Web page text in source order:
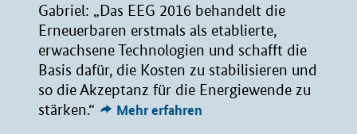
Gabriel: „Das EEG 2016 behandelt die
Erneuerbaren erstmals als etablierte,
erwachsene Technologien und schafft die
Basis dafür, die Kosten zu stabilisieren und
so die Akzeptanz für die Energiewende zu
stärken.“
Mehr erfahren